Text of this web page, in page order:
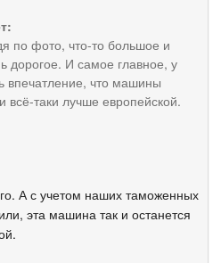
по фото, что-то большое и
дорогое. И самое главное, у
впечатление, что машины
всё-таки лучше европейской.
А с учетом наших таможенных
эта машина так и останется